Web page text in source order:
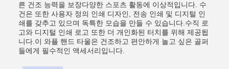
른 건조 능력을 보장다양한 스포츠 활동에 이상적입니다. 수
건은 또한 사용자 정의 인쇄 디자인, 전송 인쇄 및 디지털 인
쇄를 갖추고 있으며 독특한 모습을 만들 수 있습니다.수직 로
고와 디지털 인쇄 로고 또한 더 개인화된 터치를 위해 제공됩
니다.이 와플 핸드 타울은 건조하고 편안하게 놀고 싶은 골퍼
들에게 필수적인 액세서리입니다.